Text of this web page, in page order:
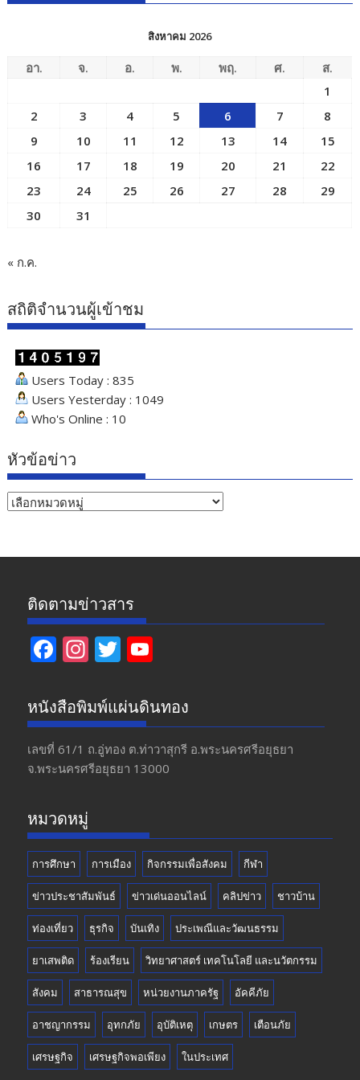
สิงหาคม 2026
อา. จ. อ. พ. พฤ. ศ.
ส.
1
2
3 4 5 6 7
8
9
10 11 12 13 14
15
16
17 18 19 20 21
22
23
24 25 26 27 28
29
30
31
« ก.ค.
สถิติจำนวนผู้เข้าชม
Users Today : 835
Users Yesterday : 1049
Who's Online : 10
หัวข้อข่าว
หัวข้อ
ติดตามข่าวสาร
F
e
b
o
o
In
a
gr
a
m
T
itt
er
u
T
u
b
หนังสือพิมพ์แผ่นดินทอง
เลขที่ 61/1 ถ.อู่ทอง​ ต.​ท่าวาสุกรี​ อ.พระนครศรีอยุธยา​
จ.พระนครศรีอยุธยา 13000
หมวดหมู่
การศึกษา การเมือง กิจกรรมเพื่อสังคม กีฬา
ข่าวประชาสัมพันธ์ ข่าวเด่นออนไลน์ คลิปข่าว ชาวบ้าน
ท่องเที่ยว ธุรกิจ บันเทิง ประเพณีและวัฒนธรรม
ยาเสพติด ร้องเรียน วิทยาศาสตร์ เทคโนโลยี และนวัตกรรม
สังคม สาธารณสุข หน่วยงานภาครัฐ อัคคีภัย
อาชญากรรม อุทกภัย อุบัติเหตุ เกษตร เตือนภัย
เศรษฐกิจ เศรษฐกิจพอเพียง ในประเทศ